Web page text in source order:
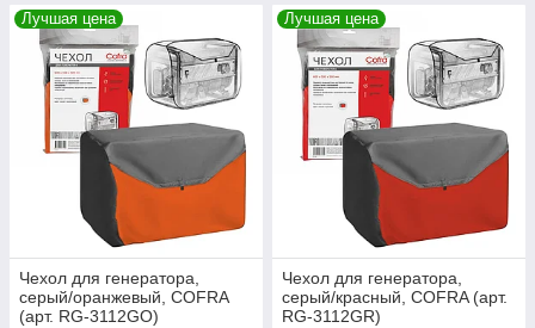
Лучшая цена
Чехол для генератора,
серый/оранжевый, COFRA
(арт. RG-3112GO)
Лучшая цена
Чехол для генератора,
серый/красный, COFRA (арт.
RG-3112GR)